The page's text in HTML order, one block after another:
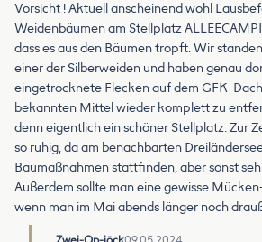
Vorsicht ! Aktuell anscheinend wohl
Weidenbäumen am Stellplatz
dass es aus den Bäumen tropft. Wir
einer der Silberweiden und haben genau
eingetrocknete Flecken auf dem GFK-
bekannten Mittel wieder komplett zu
denn eigentlich ein schöner Stellplatz. Zur
so ruhig, da am benachbarten
Baumaßnahmen stattfinden, aber sonst
Außerdem sollte man eine gewisse
wenn man im Mai abends länger noch